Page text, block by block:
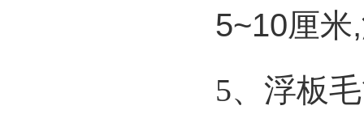
5~10厘米,
5、浮板